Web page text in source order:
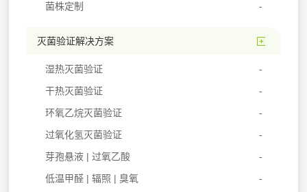
菌株定制
灭菌验证解决方案
湿热灭菌验证
干热灭菌验证
环氧乙烷灭菌验证
过氧化氢灭菌验证
芽孢悬液 | 过氧乙酸
低温甲醛 | 辐照 | 臭氧